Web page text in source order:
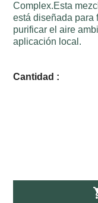
Complex.Esta
está diseñada para
purificar el aire
aplicación local.
Cantidad :